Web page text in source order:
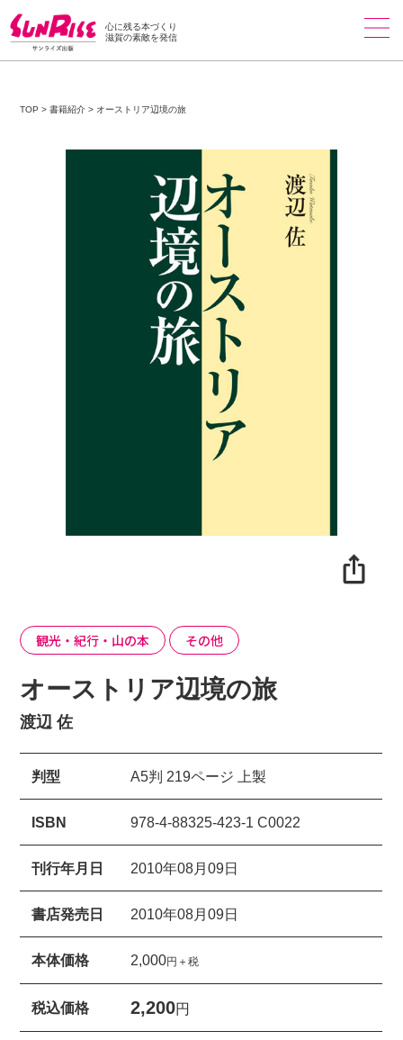
心に残る本づくり
滋賀の素敵を発信
TOP >書籍紹介 > オーストリア辺境の旅
観光・紀行・山の本 その他
オーストリア辺境の旅
渡辺 佐
判型 A5判 219ページ 上製
ISBN 978-4-88325-423-1 C0022
刊行年月日 2010年08月09日
書店発売日 2010年08月09日
本体価格 2,000円＋税
税込価格 2,200円